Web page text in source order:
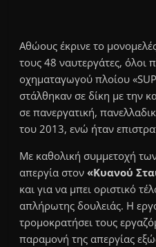
Αθώους έκρινε το
τους 48 ναυτεργάτες, όλοι
οχηματαγωγού πλοίου
στάλθηκαν σε δίκη με την
σε πανεργατική,
του 2013, ενώ ήταν
Με καθολική συμμετοχή
απεργία στον«Κυανού
και για να μπει οριστικό
απλήρωτης δουλειάς. Η
τρομοκρατήσει τους
παραμονή της απεργίας